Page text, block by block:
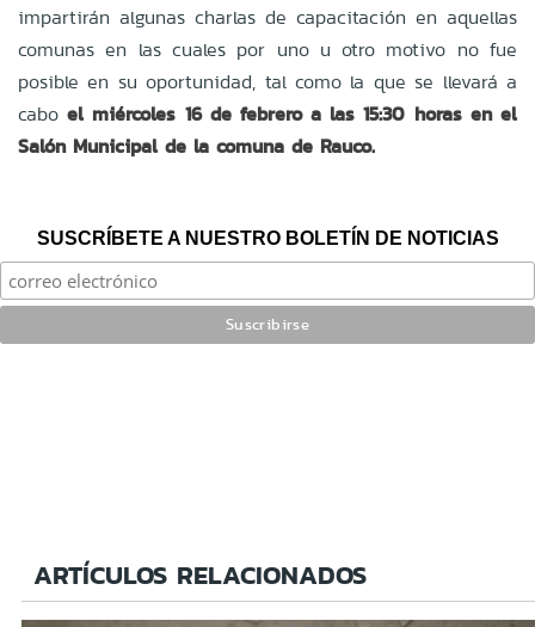
impartirán algunas charlas de capacitación en aquellas
comunas en las cuales por uno u otro motivo no fue
posible en su oportunidad, tal como la que se llevará a
caboel miércoles 16 de febrero a las 15:30 horas en el
Salón Municipal de la comuna de Rauco.
SUSCRÍBETE A NUESTRO BOLETÍN DE NOTICIAS
ARTÍCULOS RELACIONADOS